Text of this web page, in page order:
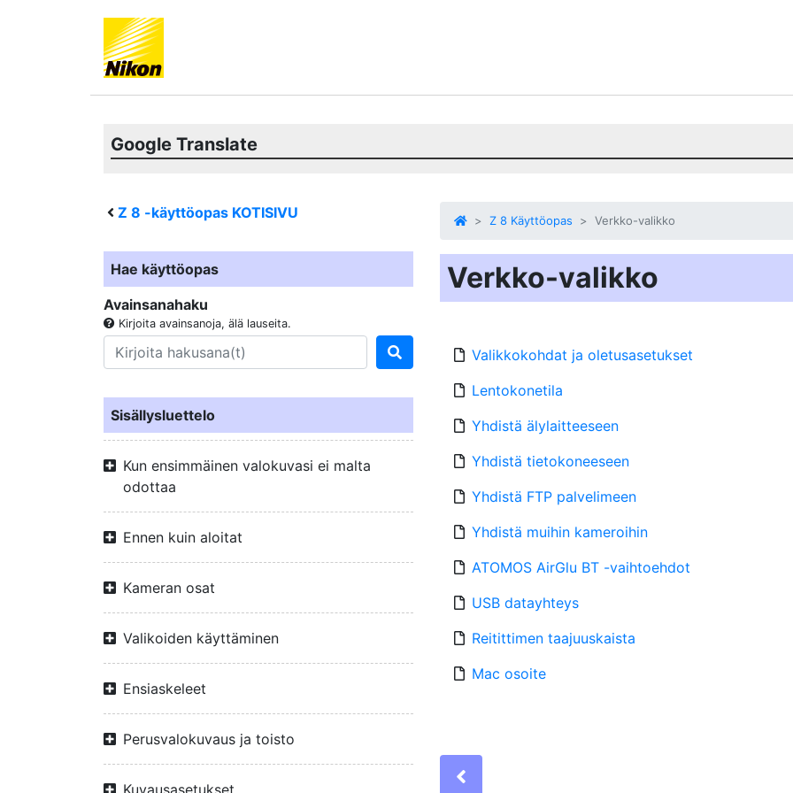
Google Translate
Z 8 -käyttöopas KOTISIVU
Hae käyttöopas
Avainsanahaku
Kirjoita avainsanoja, älä lauseita.
Sisällysluettelo
Kun ensimmäinen valokuvasi ei malta
odottaa
Ennen kuin aloitat
Kameran osat
Valikoiden käyttäminen
Ensiaskeleet
Perusvalokuvaus ja toisto
Kuvausasetukset
Z 8 Käyttöopas Verkko-valikko
Verkko-valikko
Valikkokohdat ja oletusasetukset
Lentokonetila
Yhdistä älylaitteeseen
Yhdistä tietokoneeseen
Yhdistä FTP palvelimeen
Yhdistä muihin kameroihin
ATOMOS AirGlu BT -vaihtoehdot
USB datayhteys
Reitittimen taajuuskaista
Mac osoite